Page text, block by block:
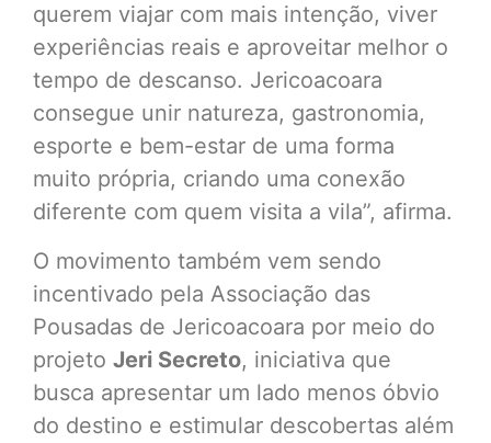
querem viajar com mais intenção, viver
experiências reais e aproveitar melhor o
tempo de descanso. Jericoacoara
consegue unir natureza, gastronomia,
esporte e bem-estar de uma forma
muito própria, criando uma conexão
diferente com quem visita a vila”, afirma.
O movimento também vem sendo
incentivado pela Associação das
Pousadas de Jericoacoara por meio do
projeto Jeri Secreto, iniciativa que
busca apresentar um lado menos óbvio
do destino e estimular descobertas além